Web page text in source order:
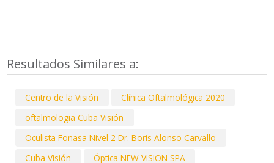
Resultados Similares a:
Centro de la Visión
Clínica Oftalmológica 2020
oftalmologia Cuba Visión
Oculista Fonasa Nivel 2 Dr. Boris Alonso Carvallo
Cuba Visión
Óptica NEW VISION SPA